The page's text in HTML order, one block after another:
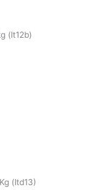
(lt12b)
(ltd13)